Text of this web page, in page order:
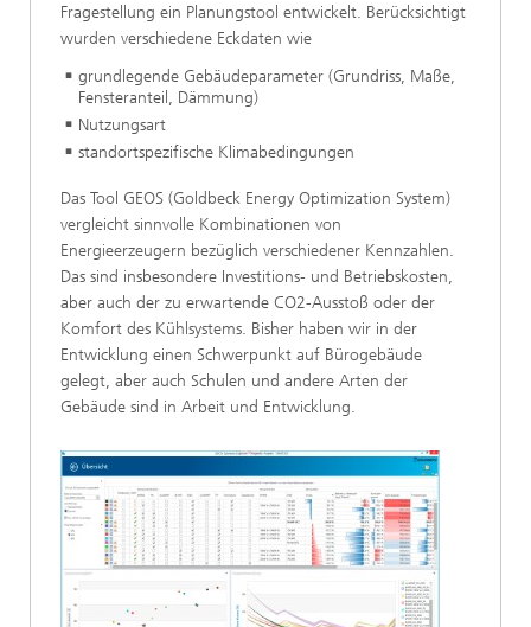
Fragestellung ein Planungstool entwickelt. Berücksichtigt
wurden verschiedene Eckdaten wie
grundlegende Gebäudeparameter (Grundriss, Maße,
Fensteranteil, Dämmung)
Nutzungsart
standortspezifische Klimabedingungen
Das Tool GEOS (Goldbeck Energy Optimization System)
vergleicht sinnvolle Kombinationen von
Energieerzeugern bezüglich verschiedener Kennzahlen.
Das sind insbesondere Investitions- und Betriebskosten,
aber auch der zu erwartende CO2-Ausstoß oder der
Komfort des Kühlsystems. Bisher haben wir in der
Entwicklung einen Schwerpunkt auf Bürogebäude
gelegt, aber auch Schulen und andere Arten der
Gebäude sind in Arbeit und Entwicklung.